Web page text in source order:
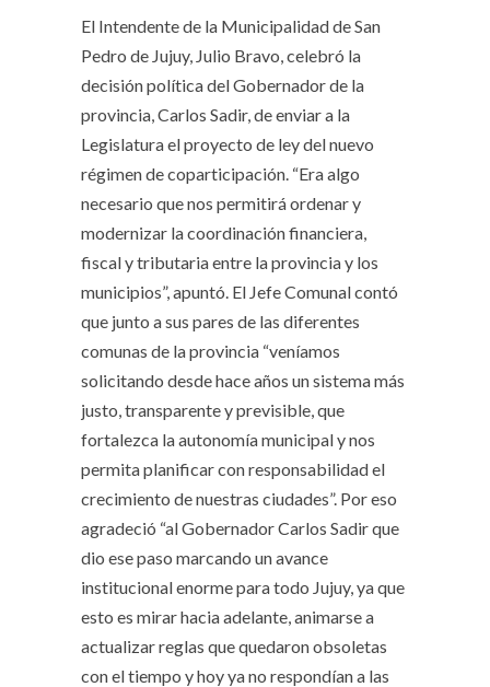
El Intendente de la Municipalidad de San
Pedro de Jujuy, Julio Bravo, celebró la
decisión política del Gobernador de la
provincia, Carlos Sadir, de enviar a la
Legislatura el proyecto de ley del nuevo
régimen de coparticipación. “Era algo
necesario que nos permitirá ordenar y
modernizar la coordinación financiera,
fiscal y tributaria entre la provincia y los
municipios”, apuntó. El Jefe Comunal contó
que junto a sus pares de las diferentes
comunas de la provincia “veníamos
solicitando desde hace años un sistema más
justo, transparente y previsible, que
fortalezca la autonomía municipal y nos
permita planificar con responsabilidad el
crecimiento de nuestras ciudades”. Por eso
agradeció “al Gobernador Carlos Sadir que
dio ese paso marcando un avance
institucional enorme para todo Jujuy, ya que
esto es mirar hacia adelante, animarse a
actualizar reglas que quedaron obsoletas
con el tiempo y hoy ya no respondían a las